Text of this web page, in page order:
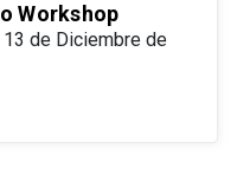
Workshop
de Diciembre de